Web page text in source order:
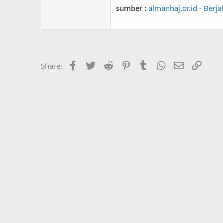
sumber : almanhaj.or.id -
Share: Facebook
Twitter Reddit PinterestTumblrWhatsApp
Email